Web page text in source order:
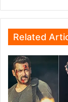
Related